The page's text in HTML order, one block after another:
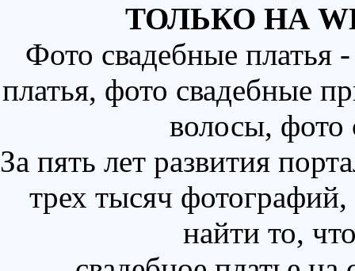
ТОЛЬКО НА
Фото свадебные
платья, фото свадебные
волосы,
За пять лет развития
трех тысяч
найти то,